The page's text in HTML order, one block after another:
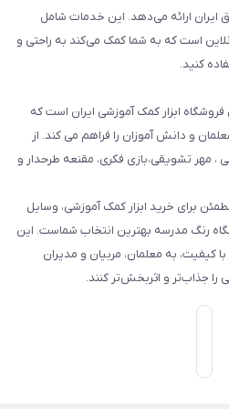
ایران ارائه می‌دهد. این خدمات شامل
است که به شما کمک می‌کند به راحتی و
کنید.
ابزار کمک آموزشی ایران است که
و دانش آموزان را فراهم می کند. از
، مهر تشویقی،بازی فکری، مقنعه طرحدار و
برای خرید ابزار کمک آموزشی، وسایل
رنگ مدرسه بهترین انتخاب شماست. این
کیفیت، به معلمان، مربیان و مدیران
جذاب‌تر و اثربخش‌تر کنند.